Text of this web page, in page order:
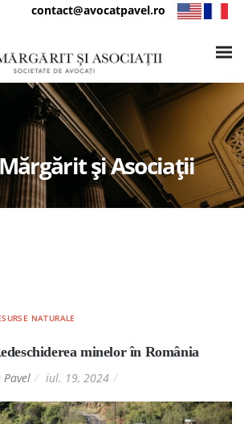
contact@avocatpavel.ro
și Asociații
NATURALE
minelor în România
iul. 19, 2024